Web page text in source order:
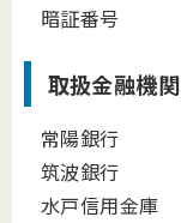
暗証番号
取扱金融機関
常陽銀行
筑波銀行
水戸信用金庫